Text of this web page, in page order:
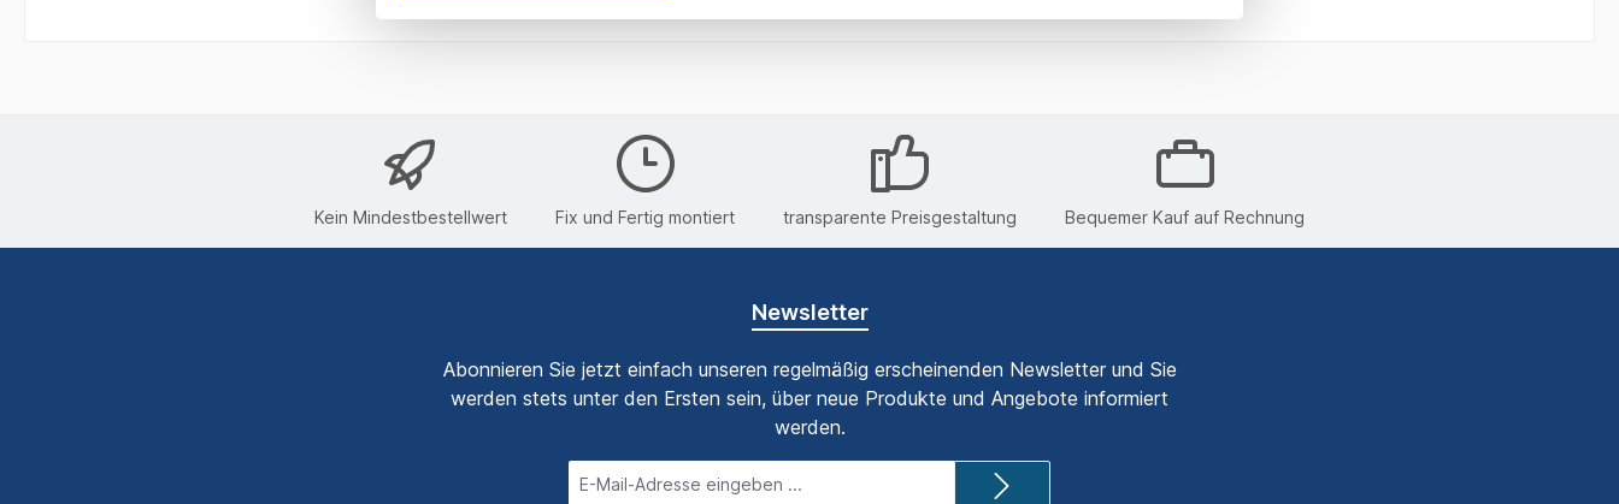
Kein Mindestbestellwert Fix und Fertig montiert transparente Preisgestaltung Bequemer Kauf auf Rechnung
Newsletter
Abonnieren Sie jetzt einfach unseren regelmäßig erscheinenden Newsletter und Sie
werden stets unter den Ersten sein, über neue Produkte und Angebote informiert
werden.
Mail-